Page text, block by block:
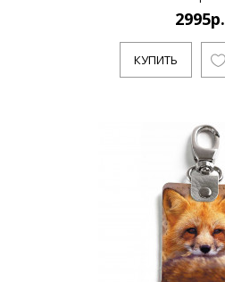
2995р.
КУПИТЬ